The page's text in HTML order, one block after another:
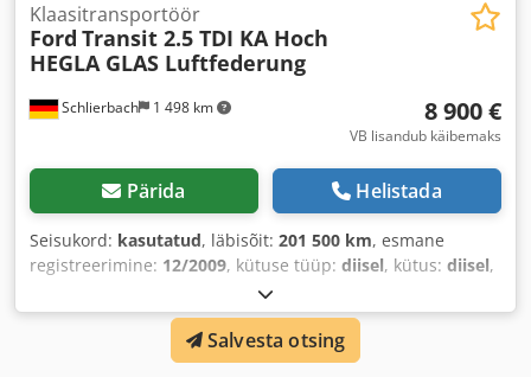
Schlierbach 1 498 km
Klaasitransportöör
Ford Transit 2.5 TDI KA Hoch
HEGLA GLAS Luftfederung
8 900 €
VB lisandub käibemaks
Pärida Helistada
Seisukord: kasutatud, läbisõit: 201 500 km, esmane
registreerimine: 12/2009, kütuse tüüp: diisel, kütus: diisel,
Salvesta otsing